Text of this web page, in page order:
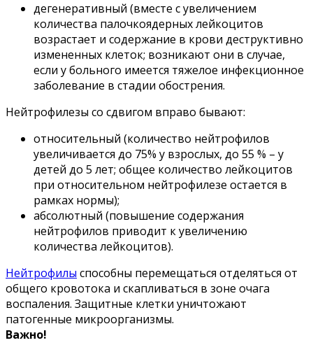
дегенеративный (вместе с увеличением
количества палочкоядерных лейкоцитов
возрастает и содержание в крови деструктивно
измененных клеток; возникают они в случае,
если у больного имеется тяжелое инфекционное
заболевание в стадии обострения.
Нейтрофилезы со сдвигом вправо бывают:
относительный (количество нейтрофилов
увеличивается до 75% у взрослых, до 55 % – у
детей до 5 лет; общее количество лейкоцитов
при относительном нейтрофилезе остается в
рамках нормы);
абсолютный (повышение содержания
нейтрофилов приводит к увеличению
количества лейкоцитов).
Нейтрофилы способны перемещаться отделяться от
общего кровотока и скапливаться в зоне очага
воспаления. Защитные клетки уничтожают
патогенные микроорганизмы.
Важно!